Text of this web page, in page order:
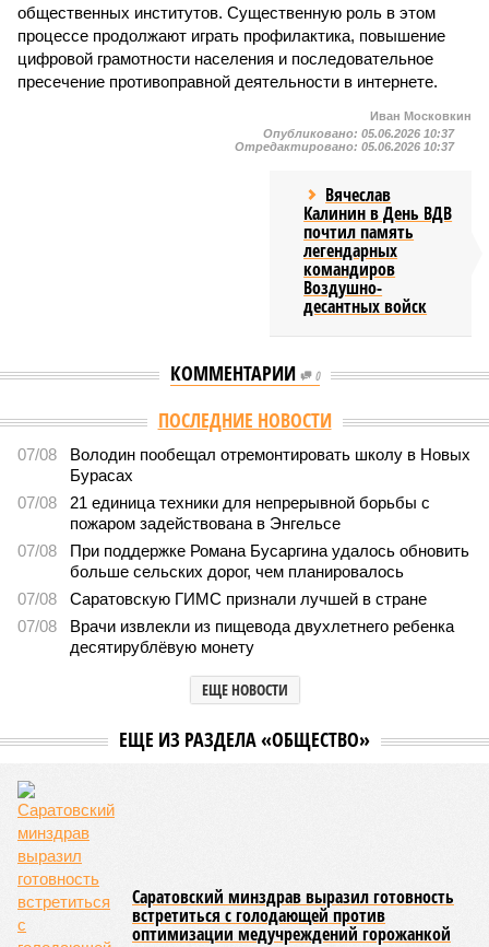
общественных институтов. Существенную роль в этом
процессе продолжают играть профилактика, повышение
цифровой грамотности населения и последовательное
пресечение противоправной деятельности в интернете.
Иван Московкин
Опубликовано: 05.06.2026 10:37
Отредактировано: 05.06.2026 10:37
Вячеслав
Калинин в День ВДВ
почтил память
легендарных
командиров
Воздушно-
десантных войск
КОММЕНТАРИИ 0
ПОСЛЕДНИЕ НОВОСТИ
07/08
Володин пообещал отремонтировать школу в Новых
Бурасах
07/08
21 единица техники для непрерывной борьбы с
пожаром задействована в Энгельсе
07/08
При поддержке Романа Бусаргина удалось обновить
больше сельских дорог, чем планировалось
07/08
Саратовскую ГИМС признали лучшей в стране
07/08
Врачи извлекли из пищевода двухлетнего ребенка
десятирублёвую монету
ЕЩЕ НОВОСТИ
ЕЩЕ ИЗ РАЗДЕЛА «ОБЩЕСТВО»
Саратовский минздрав выразил готовность
встретиться с голодающей против
оптимизации медучреждений горожанкой